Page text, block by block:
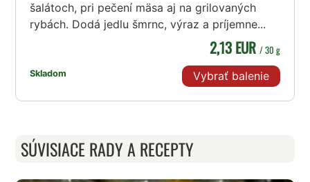
šalátoch, pri pečení mäsa aj na grilovaných
rybách. Dodá jedlu šmrnc, výraz a príjemne...
Skladom
2,13 EUR / 30 g
Vybrať balenie
SÚVISIACE RADY A RECEPTY